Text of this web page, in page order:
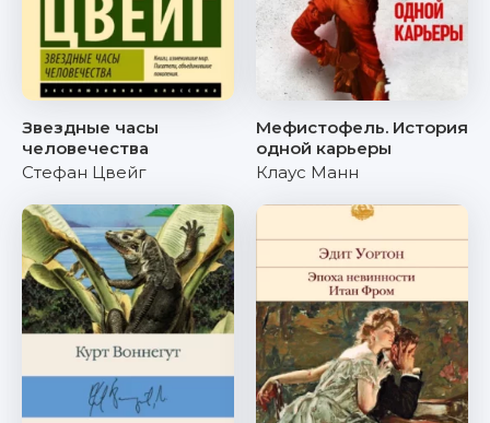
Звездные часы
человечества
Стефан Цвейг
Мефистофель. История
одной карьеры
Клаус Манн